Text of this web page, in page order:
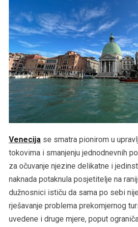
Venecijase smatra pionirom u
tokovima i smanjenju jednodnevnih
za očuvanje njezine delikatne i
naknada potaknula posjetitelje na
dužnosnici ističu da sama po sebi
rješavanje problema prekomjernog
uvedene i druge mjere, poput